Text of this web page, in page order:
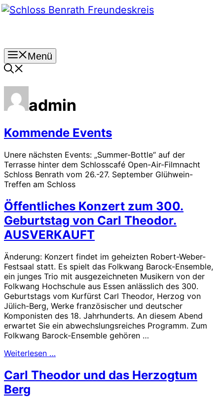
Zum
Menü
admin
Kommende Events
Unere nächsten Events: „Summer-Bottle“ auf der
Terrasse hinter dem Schlosscafé Open-Air-Filmnacht
Schloss Benrath vom 26.-27. September Glühwein-
Treffen am Schloss
Öffentliches Konzert zum 300.
Geburtstag von Carl Theodor.
AUSVERKAUFT
Änderung: Konzert findet im geheizten Robert-Weber-
Festsaal statt. Es spielt das Folkwang Barock-Ensemble,
ein junges Trio mit ausgezeichneten Musikern von der
Folkwang Hochschule aus Essen anlässlich des 300.
Geburtstags vom Kurfürst Carl Theodor, Herzog von
Jülich-Berg, Werke französischer und deutscher
Komponisten des 18. Jahrhunderts. An diesem Abend
erwartet Sie ein abwechslungsreiches Programm. Zum
Folkwang Barock-Ensemble gehören …
Weiterlesen …
Carl Theodor und das Herzogtum
Berg